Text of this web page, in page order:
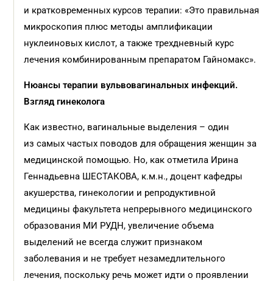
и кратковременных курсов терапии: «Это правильная
микроскопия плюс методы амплификации
нуклеиновых кислот, а также трехдневный курс
лечения комбинированным препаратом Гайномакс».
Нюансы терапии вульвовагинальных инфекций.
Взгляд гинеколога
Как известно, вагинальные выделения – один
из самых частых поводов для обращения женщин за
медицинской помощью. Но, как отметила Ирина
Геннадьевна ШЕСТАКОВА, к.м.н., доцент кафедры
акушерства, гинекологии и репродуктивной
медицины факультета непрерывного медицинского
образования МИ РУДН, увеличение объема
выделений не всегда служит признаком
заболевания и не требует незамедлительного
лечения, поскольку речь может идти о проявлении